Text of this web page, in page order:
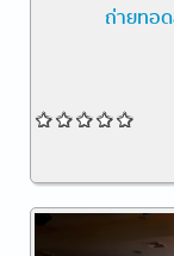
ถ่ายทอ